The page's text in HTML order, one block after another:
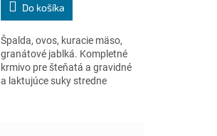
4,8
z
5
hviezdičiek.
Do košíka
Špalda, ovos, kuracie mäso,
granátové jablká. Kompletné
krmivo pre šteňatá a gravidné
a laktujúce suky stredne